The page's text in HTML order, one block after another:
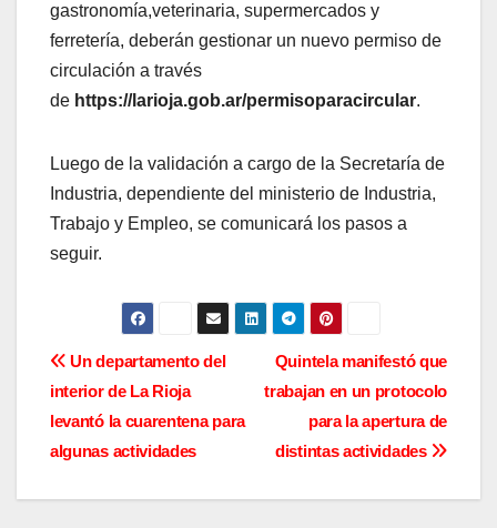
gastronomía,veterinaria, supermercados y
ferretería, deberán gestionar un nuevo permiso de
circulación a través
de https://larioja.gob.ar/permisoparacircular.
Luego de la validación a cargo de la Secretaría de
Industria, dependiente del ministerio de Industria,
Trabajo y Empleo, se comunicará los pasos a
seguir.
N
a
v
e
Quintela manifestó que
trabajan en un protocolo
para la apertura de
distintas actividades
Un departamento del
interior de La Rioja
levantó la cuarentena para
algunas actividades